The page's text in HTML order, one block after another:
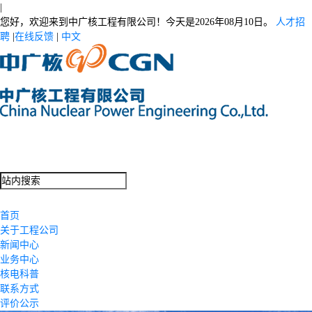
您好，欢迎来到中广核工程有限公司！今天是2026年08月10日。
人才招
聘 在线反馈 中文
首页
关于工程公司
新闻中心
业务中心
核电科普
联系方式
评价公示